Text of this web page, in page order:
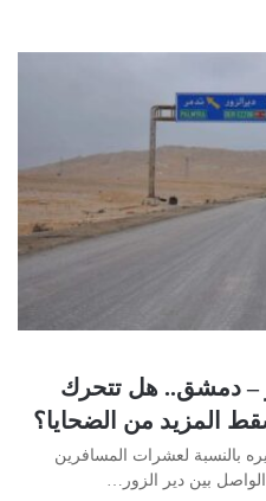
– دمشق.. هل تتحرك
المزيد من الضحايا؟
بالنسبة لعشرات المسافرين
بين دير الزور…